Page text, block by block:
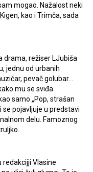
mogao. Nažalost neki
kao i Trimča, sada
drama, režiser LJubiša
jednu od urbanih
pevač golubar…
mu se sviđa
samo „Pop, strašan
se pojavljuje u predstavi
delu. Famoznog
redakcijji Vlasine